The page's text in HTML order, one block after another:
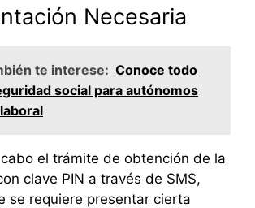
Necesaria
te interese: Conoce todo
social para autónomos
el trámite de obtención de la
clave PIN a través de SMS,
se requiere presentar cierta